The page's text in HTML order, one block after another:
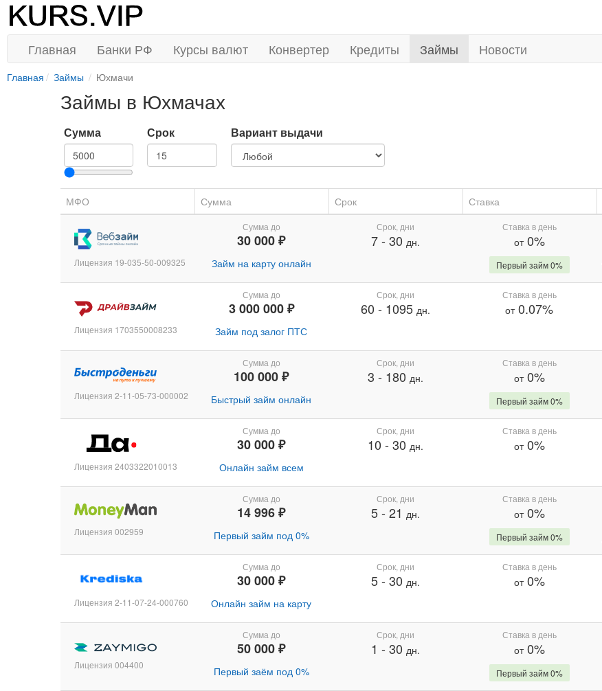
Главная Банки РФ Курсы валют Конвертер Кредиты Займы Новости
Главная Займы Юхмачи
Займы в Юхмачах
Сумма Срок Вариант выдачи
МФО Сумма Срок Ставка
Лицензия 19-035-50-009325
Сумма до
30 000 ₽
Займ на карту онлайн
Срок, дни
7- 30 дн.
Ставка в день
от0%
Первый займ 0%
Лицензия 1703550008233
Сумма до
3 000 000 ₽
Займ под залог ПТС
Срок, дни
60 - 1095 дн.
Ставка в день
от0.07%
Лицензия 2-11-05-73-000002
Сумма до
100 000 ₽
Быстрый займ онлайн
Срок, дни
3 - 180 дн.
Ставка в день
от0%
Первый займ 0%
Лицензия 2403322010013
Сумма до
30 000 ₽
Онлайн займ всем
Срок, дни
10 - 30 дн.
Ставка в день
от0%
Лицензия 002959
Сумма до
14 996 ₽
Первый займ под 0%
Срок, дни
5- 21 дн.
Ставка в день
от0%
Первый займ 0%
Лицензия 2-11-07-24-000760
Сумма до
30 000 ₽
Онлайн займ на карту
Срок, дни
5- 30 дн.
Ставка в день
от0%
Лицензия 004400
Сумма до
50 000 ₽
Первый заём под 0%
Срок, дни
1 - 30 дн.
Ставка в день
от0%
Первый займ 0%